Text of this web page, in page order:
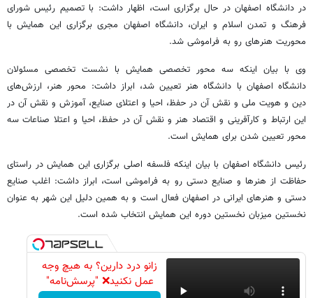
در دانشگاه اصفهان در حال برگزاری است، اظهار داشت: با تصمیم رئیس شورای
فرهنگ و تمدن اسلام و ایران، دانشگاه اصفهان مجری برگزاری این همایش با
محوریت هنرهای رو به فراموشی شد.
وی با بیان اینكه سه محور تخصصی همایش با نشست تخصصی مسئولان
دانشگاه اصفهان با دانشگاه هنر تعیین شد، ابراز داشت: محور هنر، ارزش‌های
دین و هویت ملی و نقش آن در حفظ، احیا و اعتلای صنایع، آموزش و نقش آن در
این ارتباط و کارآفرینی و اقتصاد هنر و نقش آن در حفظ، احیا و اعتلا صناعات سه
محور تعیین شدن برای همایش است.
رئیس دانشگاه اصفهان با بیان اینكه فلسفه اصلی برگزاری این همایش در راستای
حفاظت از هنرها و صنایع دستی رو به فراموشی است، ابراز داشت: اغلب صنایع
دستی و هنرهای ایرانی در اصفهان فعال است و به همین دلیل این شهر به عنوان
نخستین میزبان نخستین دوره این همایش انتخاب شده است.
زانو درد دارین؟ به هیچ وجه
عمل نکنید❌ "پرسش‌نامه"